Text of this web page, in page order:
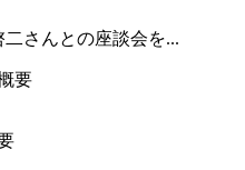
二さんとの座談会を...